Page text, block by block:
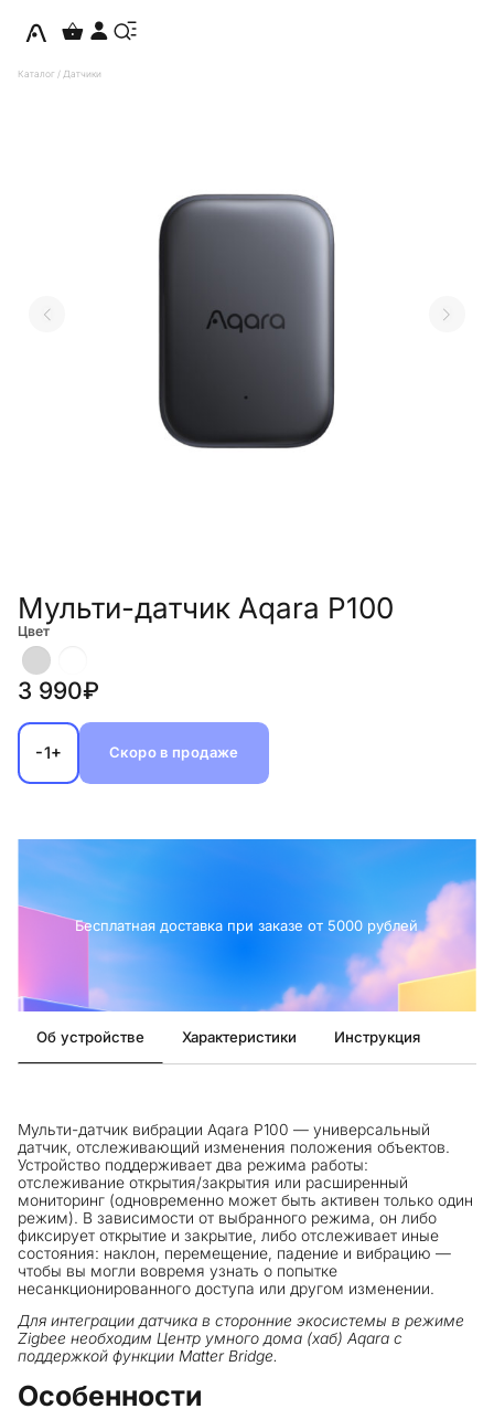
Каталог / Датчики
Мульти-датчик Aqara P100
Цвет
3 990₽
-1+ Скоро в продаже
Бесплатная доставка при заказе от 5000 рублей
Об устройстве Характеристики Инструкция
Мульти-датчик вибрации Aqara P100 — универсальный
датчик, отслеживающий изменения положения объектов.
Устройство поддерживает два режима работы:
отслеживание открытия/закрытия или расширенный
мониторинг (одновременно может быть активен только один
режим). В зависимости от выбранного режима, он либо
фиксирует открытие и закрытие, либо отслеживает иные
состояния: наклон, перемещение, падение и вибрацию —
чтобы вы могли вовремя узнать о попытке
несанкционированного доступа или другом изменении.
Для интеграции датчика в сторонние экосистемы в режиме
Zigbee необходим Центр умного дома (хаб) Aqara с
поддержкой функции Matter Bridge.
Особенности